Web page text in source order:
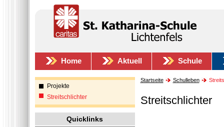
Home Aktuell Schule
Projekte
Streitschlichter
Quicklinks
Startseite Schulleben
Streitschlichter